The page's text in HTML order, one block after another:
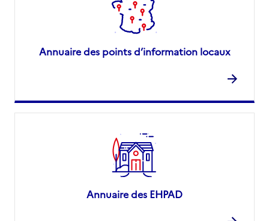
Annuaire des points d’information locaux
Annuaire des EHPAD